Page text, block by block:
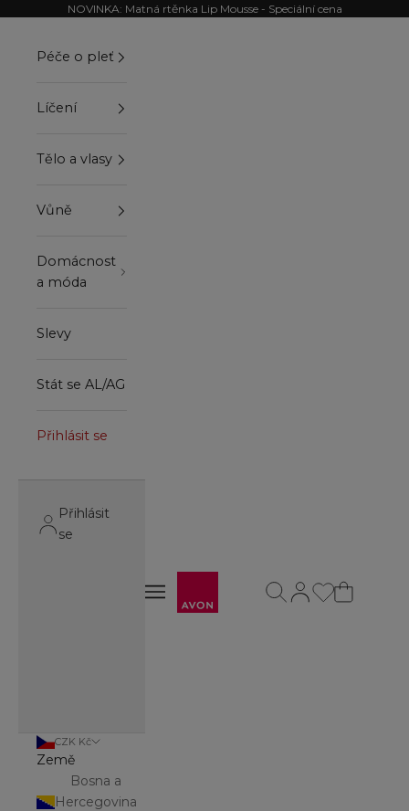
Přejít na obsahNOVINKA: Matná rtěnka Lip Mousse - Speciální cena
Otevřít navigační menu
Otevřít navigační menu
Otevřít stránku
Otevřít vyhledávání
Péče o pleť
Líčení
Tělo a vlasy
Vůně
Domácnost
a móda
Slevy
Stát se AL/AG
Přihlásit se
Přihlásit
se
CZK Kč
Země
Bosna a
Hercegovina